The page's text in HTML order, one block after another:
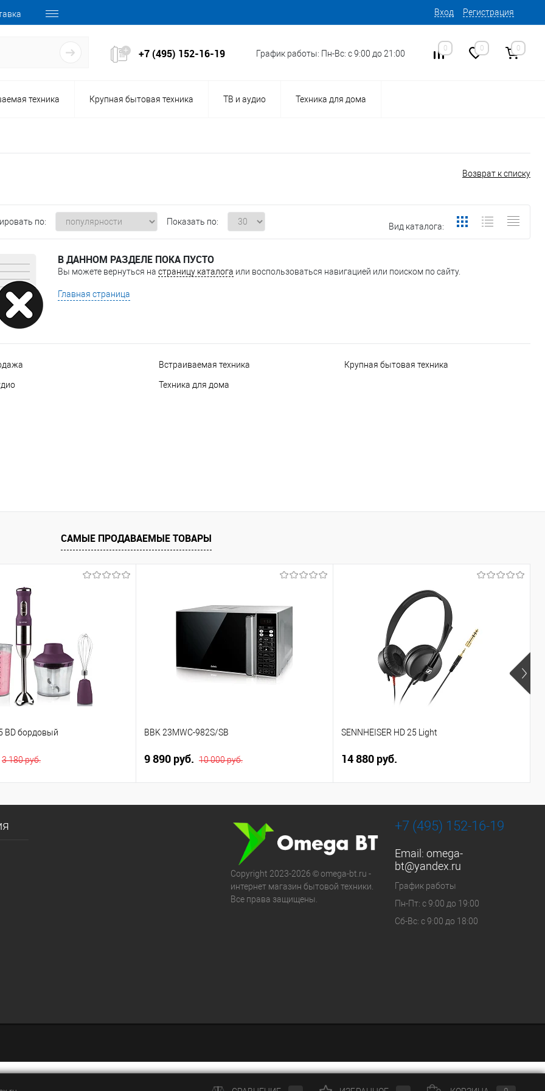
Вход Регистрация
+7 (495) 152-16-19 График работы: Пн-Вс: с 9:00 до 21:00
0 0 0
техника Крупная бытовая техника ТВ и аудио Техника для дома
Возврат к списку
по: Показать по: Вид каталога:
В ДАННОМ РАЗДЕЛЕ ПОКА ПУСТО
Вы можете вернуться на страницу каталога или воспользоваться навигацией или поиском по сайту.
Главная страница
Встраиваемая техника Крупная бытовая техника
Техника для дома
САМЫЕ ПРОДАВАЕМЫЕ ТОВАРЫ
BD бордовый
3 180 руб.
BBK 23MWC-982S/SB
9 890 руб. 10 000 руб.
SENNHEISER HD 25 Light
14 880 руб.
Copyright 2023-2026 © omega-bt.ru -
интернет магазин бытовой техники.
Все права защищены.
+7 (495) 152-16-19
Email: omega-
bt@yandex.ru
График работы
Пн-Пт: с 9:00 до 19:00
Сб-Вс: с 9:00 до 18:00